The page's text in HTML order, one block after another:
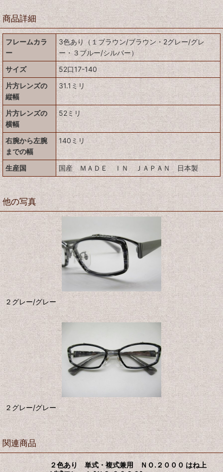
商品詳細
フレームカラ
ー
3色あり（１ブラウン/ブラウン・2グレー/グレ
ー・３ブルー/シルバー）
サイズ
52口17-140
片方レンズの
縦幅
31.1ミリ
片方レンズの
横幅
52ミリ
右腕から左腕
までの幅
140ミリ
生産国 国産 ＭＡＤＥ ＩＮ ＪＡＰＡＮ 日本製
他の写真
２グレー/グレー
２グレー/グレー
関連商品
２色あり 単式・複式兼用 ＮＯ.２０００ はね上